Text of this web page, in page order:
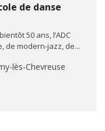
de danse
50 ans, l’ADC
de modern-jazz, de...
lès-Chevreuse